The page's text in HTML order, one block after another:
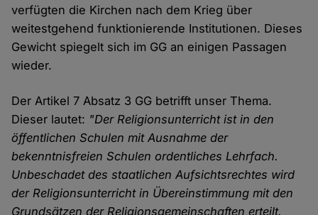
verfügten die Kirchen nach dem Krieg über
weitestgehend funktionierende Institutionen. Dieses
Gewicht spiegelt sich im GG an einigen Passagen
wieder.
Der Artikel 7 Absatz 3 GG betrifft unser Thema.
Dieser lautet: "Der Religionsunterricht ist in den
öffentlichen Schulen mit Ausnahme der
bekenntnisfreien Schulen ordentliches Lehrfach.
Unbeschadet des staatlichen Aufsichtsrechtes wird
der Religionsunterricht in Übereinstimmung mit den
Grundsätzen der Religionsgemeinschaften erteilt.